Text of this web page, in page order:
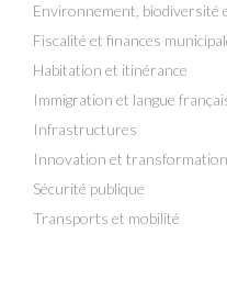
Environnement, biodiversité
Fiscalité et finances
Habitation et itinérance
Immigration et langue
Infrastructures
Innovation et
Sécurité publique
Transports et mobilité